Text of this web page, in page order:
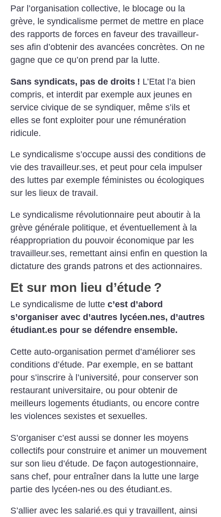
Par l’organisation collective, le blocage ou la
grève, le syndicalisme permet de mettre en place
des rapports de forces en faveur des travailleur-
ses afin d’obtenir des avancées concrètes. On ne
gagne que ce qu’on prend par la lutte.
Sans syndicats, pas de droits ! L’Etat l’a bien
compris, et interdit par exemple aux jeunes en
service civique de se syndiquer, même s’ils et
elles se font exploiter pour une rémunération
ridicule.
Le syndicalisme s’occupe aussi des conditions de
vie des travailleur.ses, et peut pour cela impulser
des luttes par exemple féministes ou écologiques
sur les lieux de travail.
Le syndicalisme révolutionnaire peut aboutir à la
grève générale politique, et éventuellement à la
réappropriation du pouvoir économique par les
travailleur.ses, remettant ainsi enfin en question la
dictature des grands patrons et des actionnaires.
Et sur mon lieu d’étude ?
Le syndicalisme de luttec’est d’abord
s’organiser avec d’autres lycéen.nes, d’autres
étudiant.es pour se défendre ensemble.
Cette auto-organisation permet d’améliorer ses
conditions d’étude. Par exemple, en se battant
pour s’inscrire à l’université, pour conserver son
restaurant universitaire, ou pour obtenir de
meilleurs logements étudiants, ou encore contre
les violences sexistes et sexuelles.
S’organiser c’est aussi se donner les moyens
collectifs pour construire et animer un mouvement
sur son lieu d’étude. De façon autogestionnaire,
sans chef, pour entraîner dans la lutte une large
partie des lycéen-nes ou des étudiant.es.
S’allier avec les salarié.es qui y travaillent, ainsi